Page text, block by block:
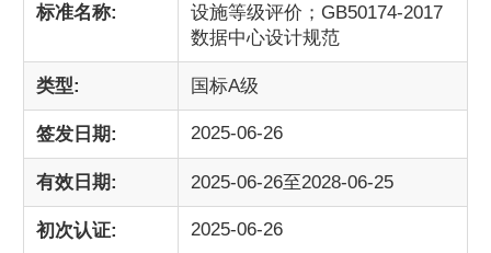
标准名称:
设施等级评价；GB50174-2017
数据中心设计规范
类型: 国标A级
签发日期: 2025-06-26
有效日期: 2025-06-26至2028-06-25
初次认证: 2025-06-26